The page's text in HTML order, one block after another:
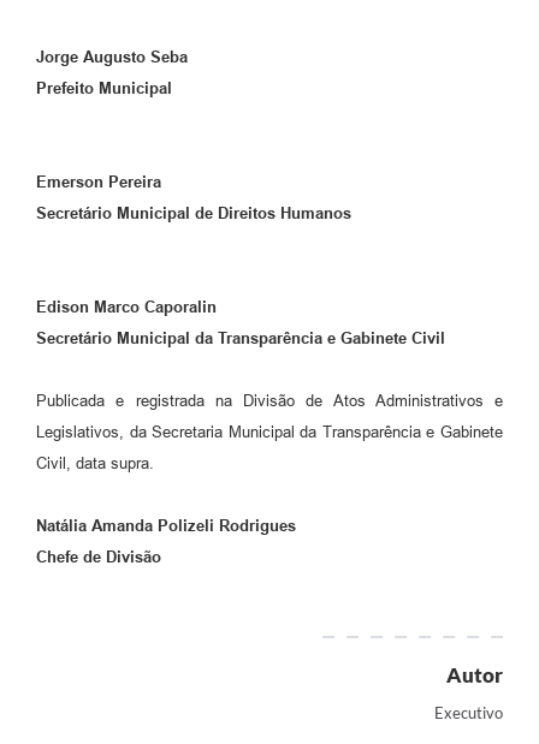
Jorge Augusto Seba
Prefeito Municipal
Emerson Pereira
Secretário Municipal de Direitos Humanos
Edison Marco Caporalin
Secretário Municipal da Transparência e Gabinete Civil
Publicada e registrada na Divisão de Atos Administrativos e
Legislativos, da Secretaria Municipal da Transparência e Gabinete
Civil, data supra.
Natália Amanda Polizeli Rodrigues
Chefe de Divisão
Autor
Executivo